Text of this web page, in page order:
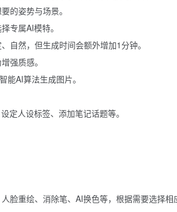
的姿势与场景。
专属AI模特。
自然，但生成时间会额外增加1分钟。
强质感。
能AI算法生成图片。
定人设标签、添加笔记话题等。
脸重绘、消除笔、AI换色等，根据需要选择相